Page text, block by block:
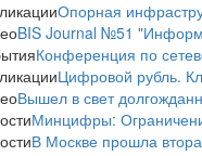
Опорная
BIS Journal №51
Конференция по
Цифровой рубль.
Вышел в свет
Минцифры:
В Москве прошла